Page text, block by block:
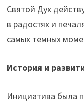
Святой Дух
в радостях и
самых темных
История и
Инициатива была